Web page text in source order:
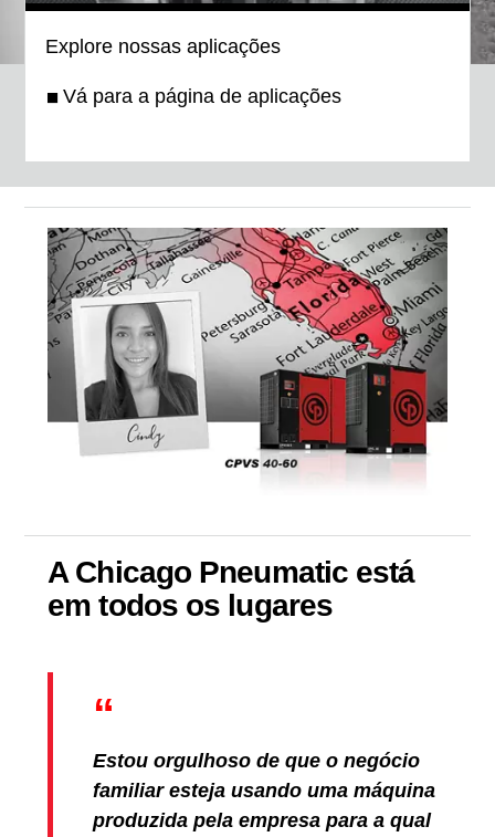
Explore nossas aplicações
Vá para a página de aplicações
A Chicago Pneumatic está
em todos os lugares
Estou orgulhoso de que o negócio
familiar esteja usando uma máquina
produzida pela empresa para a qual